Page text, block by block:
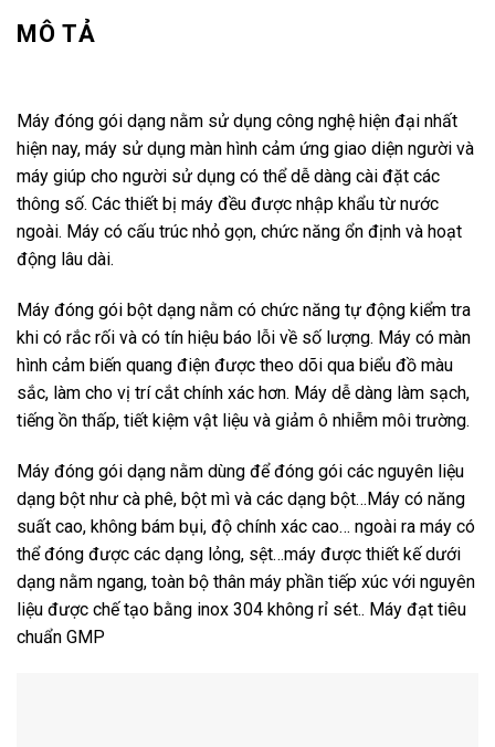
MÔ TẢ
Máy đóng gói dạng nằm sử dụng công nghệ hiện đại nhất
hiện nay, máy sử dụng màn hình cảm ứng giao diện người và
máy giúp cho người sử dụng có thể dễ dàng cài đặt các
thông số. Các thiết bị máy đều được nhập khẩu từ nước
ngoài. Máy có cấu trúc nhỏ gọn, chức năng ổn định và hoạt
động lâu dài.
Máy đóng gói bột dạng nằm có chức năng tự động kiểm tra
khi có rắc rối và có tín hiệu báo lỗi về số lượng. Máy có màn
hình cảm biến quang điện được theo dõi qua biểu đồ màu
sắc, làm cho vị trí cắt chính xác hơn. Máy dễ dàng làm sạch,
tiếng ồn thấp, tiết kiệm vật liệu và giảm ô nhiễm môi trường.
Máy đóng gói dạng nằm dùng để đóng gói các nguyên liệu
dạng bột như cà phê, bột mì và các dạng bột…Máy có năng
suất cao, không bám bụi, độ chính xác cao… ngoài ra máy có
thể đóng được các dạng lỏng, sệt…máy được thiết kế dưới
dạng nằm ngang, toàn bộ thân máy phần tiếp xúc với nguyên
liệu được chế tạo bằng inox 304 không rỉ sét.. Máy đạt tiêu
chuẩn GMP